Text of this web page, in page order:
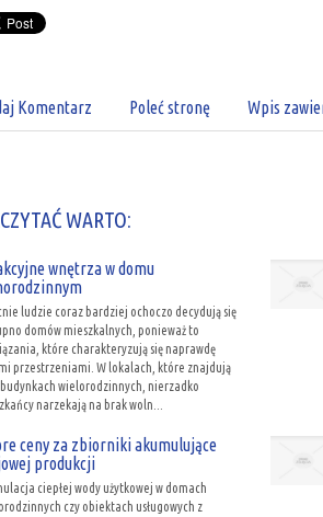
Komentarz Poleć stronę Wpis
WARTO:
wnętrza w domu
ludzie coraz bardziej ochoczo decydują się
domów mieszkalnych, ponieważ to
które charakteryzują się naprawdę
przestrzeniami. W lokalach, które znajdują
budynkach wielorodzinnych, nierzadko
narzekają na brak woln...
ceny za zbiorniki akumulujące
produkcji
ciepłej wody użytkowej w domach
czy obiektach usługowych z